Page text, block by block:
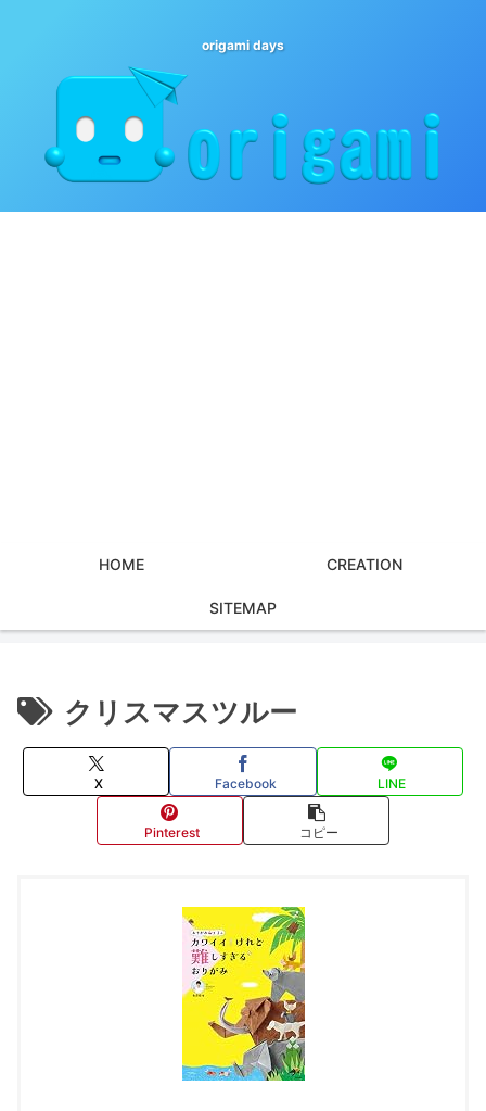
origami days
HOME CREATION
SITEMAP
クリスマスツルー
X Facebook LINE
Pinterest コピー